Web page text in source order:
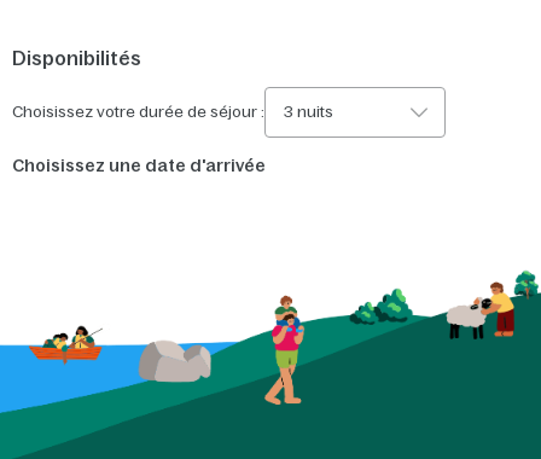
Disponibilités
Choisissez votre durée de séjour : 3 nuits
Choisissez une date d'arrivée